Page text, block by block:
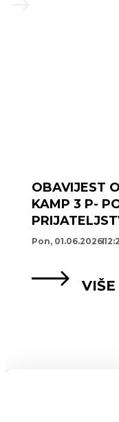
OBAVIJEST
KAMP 3 P-
Pon, 01.06.2026
VIŠE